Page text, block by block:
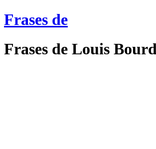
Frases de
Frases de Louis